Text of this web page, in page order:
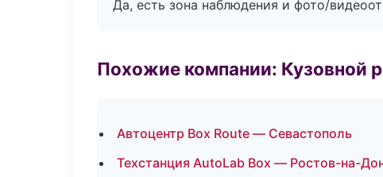
Да, есть зона наблюдения и фото/
Похожие компании: Кузовной
Автоцентр Box Route — Севастополь
Техстанция AutoLab Box — Ростов-на-